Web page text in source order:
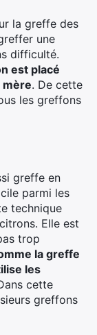
la greffe des
une
difficulté.
est placé
mère. De cette
les greffons
greffe en
parmi les
technique
Elle est
trop
la greffe
les
cette
greffons